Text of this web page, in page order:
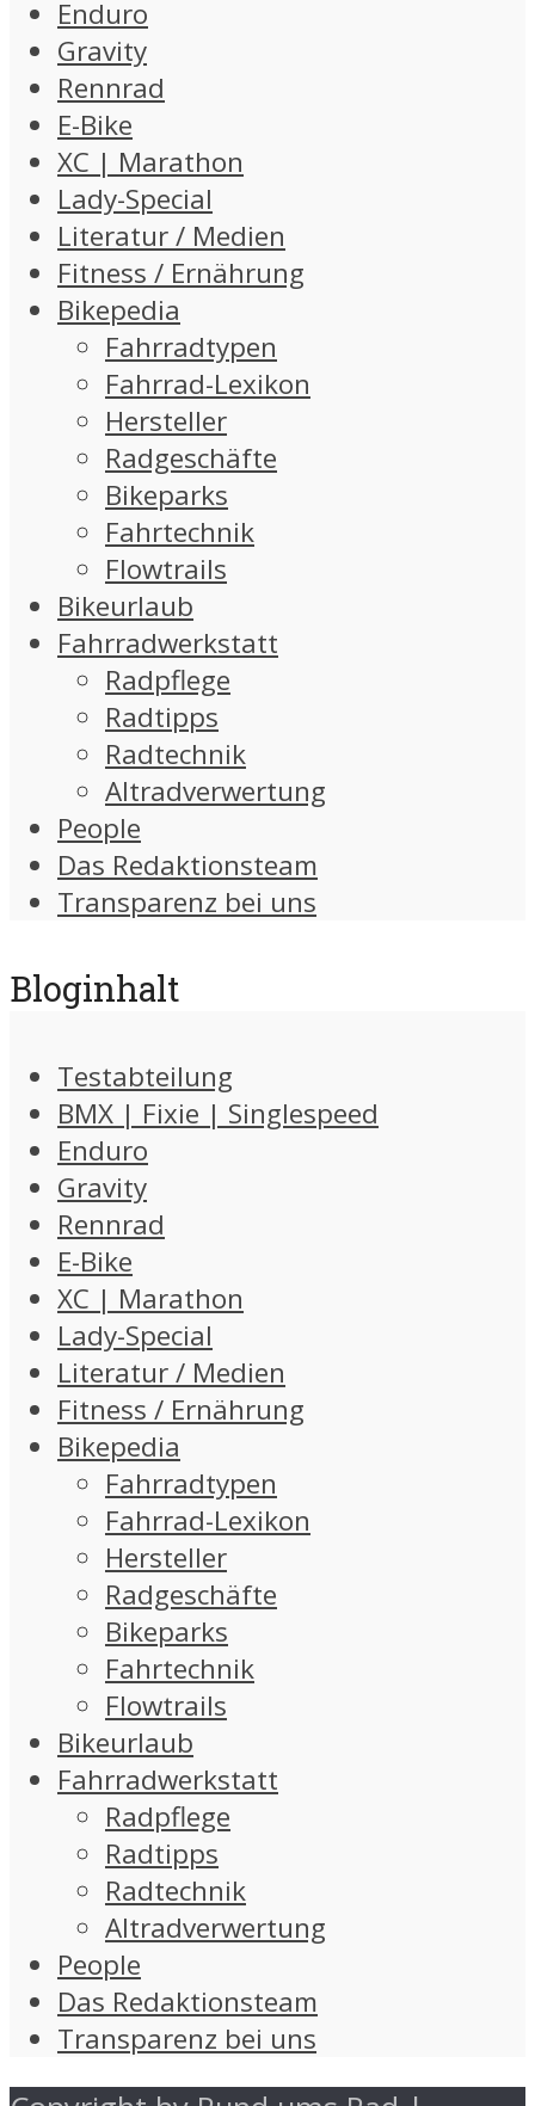
Enduro
Gravity
Rennrad
E-Bike
XC | Marathon
Lady-Special
Literatur / Medien
Fitness / Ernährung
Bikepedia
Fahrradtypen
Fahrrad-Lexikon
Hersteller
Radgeschäfte
Bikeparks
Fahrtechnik
Flowtrails
Bikeurlaub
Fahrradwerkstatt
Radpflege
Radtipps
Radtechnik
Altradverwertung
People
Das Redaktionsteam
Transparenz bei uns
Bloginhalt
Testabteilung
BMX | Fixie | Singlespeed
Enduro
Gravity
Rennrad
E-Bike
XC | Marathon
Lady-Special
Literatur / Medien
Fitness / Ernährung
Bikepedia
Fahrradtypen
Fahrrad-Lexikon
Hersteller
Radgeschäfte
Bikeparks
Fahrtechnik
Flowtrails
Bikeurlaub
Fahrradwerkstatt
Radpflege
Radtipps
Radtechnik
Altradverwertung
People
Das Redaktionsteam
Transparenz bei uns